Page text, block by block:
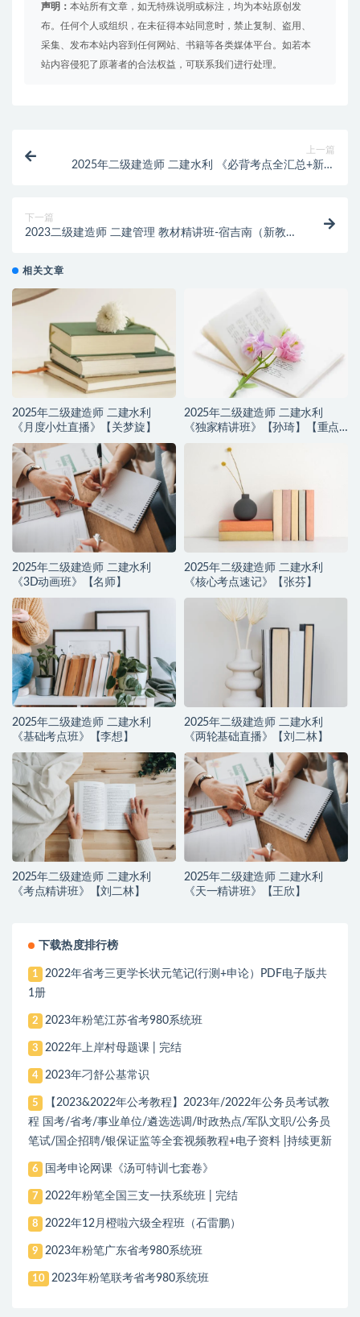
声明： 本站所有文章，如无特殊说明或标注，均为本站原创发
布。任何个人或组织，在未征得本站同意时，禁止复制、盗用、
采集、发布本站内容到任何网站、书籍等各类媒体平台。如若本
站内容侵犯了原著者的合法权益，可联系我们进行处理。
上一篇
2025年二级建造师 二建水利 《必背考点全汇总+新教
下一篇
2023二级建造师 二建管理 教材精讲班-宿吉南（新教
相关文章
2025年二级建造师 二建水利
《月度小灶直播》【关梦旋】
2025年二级建造师 二建水利
《独家精讲班》【孙琦】【重点
2025年二级建造师 二建水利
《3D动画班》【名师】
2025年二级建造师 二建水利
《核心考点速记》【张芬】
2025年二级建造师 二建水利
《基础考点班》【李想】
2025年二级建造师 二建水利
《两轮基础直播》【刘二林】
2025年二级建造师 二建水利
《考点精讲班》【刘二林】
2025年二级建造师 二建水利
《天一精讲班》【王欣】
下载热度排行榜
1
2022年省考三更学长状元笔记(行测+申论）PDF电子版共
1册
2 2023年粉笔江苏省考980系统班
3 2022年上岸村母题课 | 完结
4 2023年刁舒公基常识
5
【2023&2022年公考教程】2023年/2022年公务员考试教
程 国考/省考/事业单位/遴选选调/时政热点/军队文职/公务员
笔试/国企招聘/银保证监等全套视频教程+电子资料 |持续更新
6 国考申论网课《汤可特训七套卷》
7 2022年粉笔全国三支一扶系统班 | 完结
8 2022年12月橙啦六级全程班（石雷鹏）
9 2023年粉笔广东省考980系统班
10 2023年粉笔联考省考980系统班